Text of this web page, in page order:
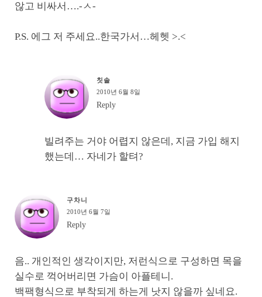
않고 비싸서….-ㅅ-
P.S. 에그 저 주세요..한국가서…헤헷 >.<
칫솔
2010년 6월 8일
Reply
빌려주는 거야 어렵지 않은데, 지금 가입 해지
했는데… 자네가 할텨?
구차니
2010년 6월 7일
Reply
음.. 개인적인 생각이지만, 저런식으로 구성하면 목을
실수로 꺽어버리면 가슴이 아플테니.
백팩형식으로 부착되게 하는게 낫지 않을까 싶네요.